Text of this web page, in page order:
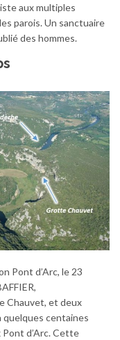
aux multiples
parois. Un sanctuaire
des hommes.
Pont d’Arc, le 23
Chauvet, et deux
quelques centaines
d’Arc. Cette